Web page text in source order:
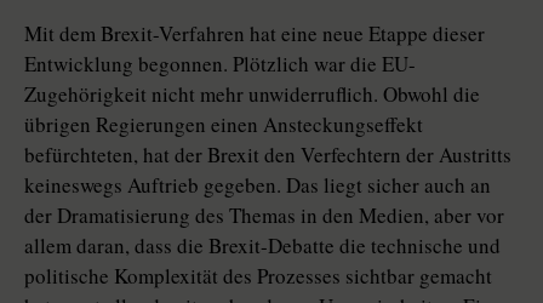
Mit dem Brexit-Verfahren hat eine neue Etappe dieser
Entwicklung begonnen. Plötzlich war die EU-
Zugehörigkeit nicht mehr unwiderruflich. Obwohl die
übrigen Regierungen einen Ansteckungseffekt
befürchteten, hat der Brexit den Verfechtern der Austritts
keineswegs Auftrieb gegeben. Das liegt sicher auch an
der Dramatisierung des Themas in den Medien, aber vor
allem daran, dass die Brexit-Debatte die technische und
politische Komplexität des Prozesses sichtbar gemacht